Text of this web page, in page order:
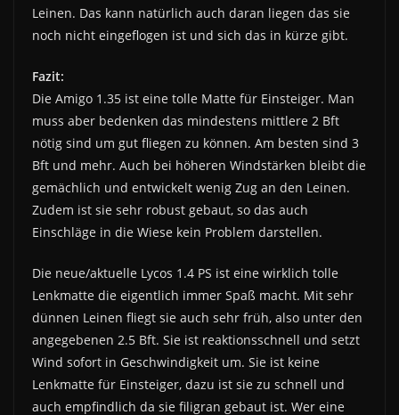
Leinen. Das kann natürlich auch daran liegen das sie
noch nicht eingeflogen ist und sich das in kürze gibt.
Fazit:
Die Amigo 1.35 ist eine tolle Matte für Einsteiger. Man
muss aber bedenken das mindestens mittlere 2 Bft
nötig sind um gut fliegen zu können. Am besten sind 3
Bft und mehr. Auch bei höheren Windstärken bleibt die
gemächlich und entwickelt wenig Zug an den Leinen.
Zudem ist sie sehr robust gebaut, so das auch
Einschläge in die Wiese kein Problem darstellen.
Die neue/aktuelle Lycos 1.4 PS ist eine wirklich tolle
Lenkmatte die eigentlich immer Spaß macht. Mit sehr
dünnen Leinen fliegt sie auch sehr früh, also unter den
angegebenen 2.5 Bft. Sie ist reaktionsschnell und setzt
Wind sofort in Geschwindigkeit um. Sie ist keine
Lenkmatte für Einsteiger, dazu ist sie zu schnell und
auch empfindlich da sie filigran gebaut ist. Wer eine